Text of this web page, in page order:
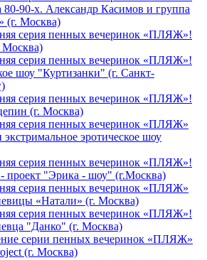
80-90-х. Александр Касимов и группа
Москва)
серия пенных вечеринок «ПЛЯЖ»!
Москва)
серия пенных вечеринок «ПЛЯЖ»!
шоу "Куртизанки" (г. Санкт-
серия пенных вечеринок «ПЛЯЖ»!
(г. Москва)
серия пенных вечеринок «ПЛЯЖ»
эротическое шоу
серия пенных вечеринок «ПЛЯЖ»!
проект "Эрика - шоу" (г.Москва)
серия пенных вечеринок «ПЛЯЖ»
«Натали» (г. Москва)
серия пенных вечеринок «ПЛЯЖ»!
"Данко" (г. Москва)
серии пенных вечеринок «ПЛЯЖ»
(г. Москва)